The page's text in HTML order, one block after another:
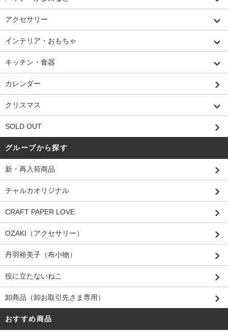
アクセサリー
インテリア・おもちゃ
キッチン・食器
カレンダー
クリスマス
SOLD OUT
グループから探す
新・再入荷商品
チャルカオリジナル
CRAFT PAPER LOVE
OZAKI（アクセサリー）
丹羽裕美子（布小物）
役に立たないねこ
卸商品（卸お取引先さま専用）
おすすめ商品